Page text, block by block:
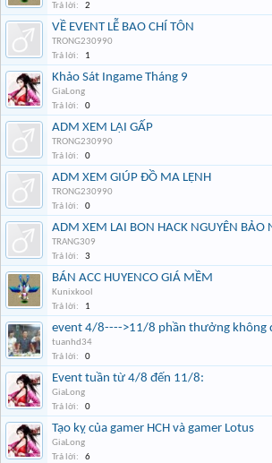
Trả lời:
2
VỀ EVENT LỄ BAO CHÍ TÔN
TRONG230990
Trả lời:
1
Khảo Sát Ingame Tháng 9
GiaLong
Trả lời:
0
ADM XEM LẠI GẤP
TRONG230990
Trả lời:
0
ADM XEM GIÚP ĐỒ MA LỆNH
TRONG230990
Trả lời:
0
ADM XEM LAI BON HACK NGUYÊN BẢO
TRANG309
Trả lời:
3
BÁN ACC HUYENCO GIÁ MỀM
Kunixkool
Trả lời:
1
event 4/8---->11/8 phần thưởng không
tuanhd34
Trả lời:
0
Event tuần từ 4/8 đến 11/8:
GiaLong
Trả lời:
0
Tạo kỵ của gamer HCH và gamer Lotus
GiaLong
Trả lời:
6